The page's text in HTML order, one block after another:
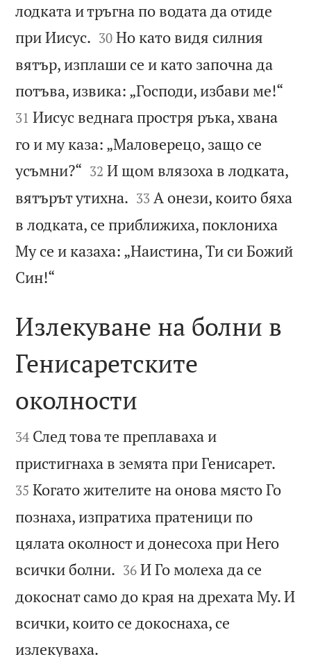
лодката и тръгна по водата да отиде
при Иисус. 

30 Но като видя силния
вятър, изплаши се и като започна да
потъва, извика: „Господи, избави ме!“
31 Иисус веднага простря ръка, хвана
го и му каза: „Маловерецо, защо се
усъмни?“ 

32 И щом влязоха в лодката,
вятърът утихна. 

33 А онези, които бяха
в лодката, се приближиха, поклониха
Му се и казаха: „Наистина, Ти си Божий
Син!“

Излекуване на болни в
Генисаретските
околности

34 След това те преплаваха и
пристигнаха в земята при Генисарет.
35 Когато жителите на онова място Го
познаха, изпратиха пратеници по
цялата околност и донесоха при Него
всички болни. 

36 И Го молеха да се
докоснат само до края на дрехата Му. И
всички, които се докоснаха, се
излекуваха.